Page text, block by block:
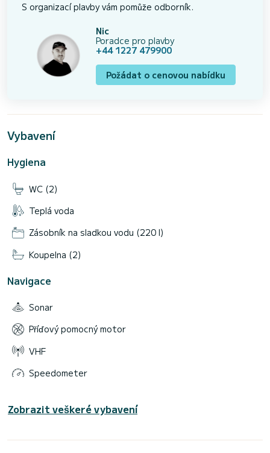
S organizací plavby vám pomůže odborník.
Nic
Poradce pro plavby
+44 1227 479900
Požádat o cenovou nabídku
Vybavení
Hygiena
WC (2)
Teplá voda
Zásobník na sladkou vodu (220 l)
Koupelna (2)
Navigace
Sonar
Příďový pomocný motor
VHF
Speedometer
Zobrazit veškeré vybavení